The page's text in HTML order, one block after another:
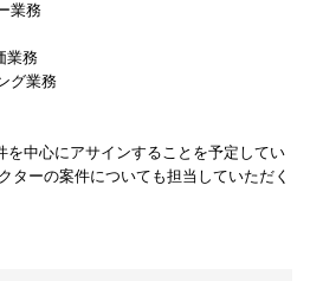
業務
業務
グ業務
を中心にアサインすることを予定してい
ターの案件についても担当していただく